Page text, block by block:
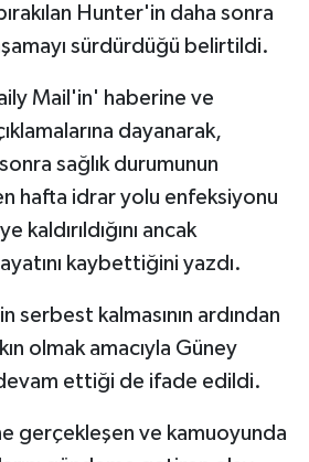
Hunter'in daha sonra
sürdürdüğü belirtildi.
Mail'in' haberine ve
dayanarak,
sağlık durumunun
hafta idrar yolu enfeksiyonu
kaldırıldığını ancak
kaybettiğini yazdı.
serbest kalmasının ardından
olmak amacıyla Güney
devam ettiği de ifade edildi.
gerçekleşen ve kamuoyunda